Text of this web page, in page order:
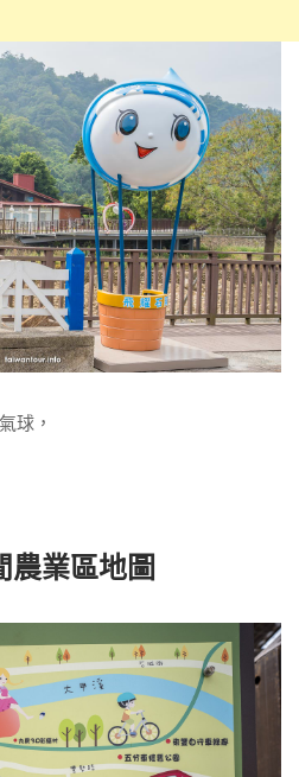
球，
農業區地圖